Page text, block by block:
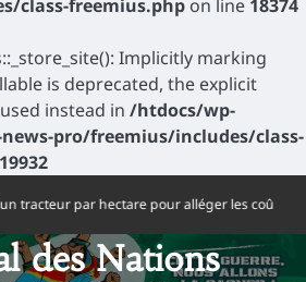
class-freemius.php on line 18374
Implicitly marking
is deprecated, the explicit
instead in /htdocs/wp-
pro/freemius/includes/class-
19932
par hectare pour alléger les coûts de
des Nations